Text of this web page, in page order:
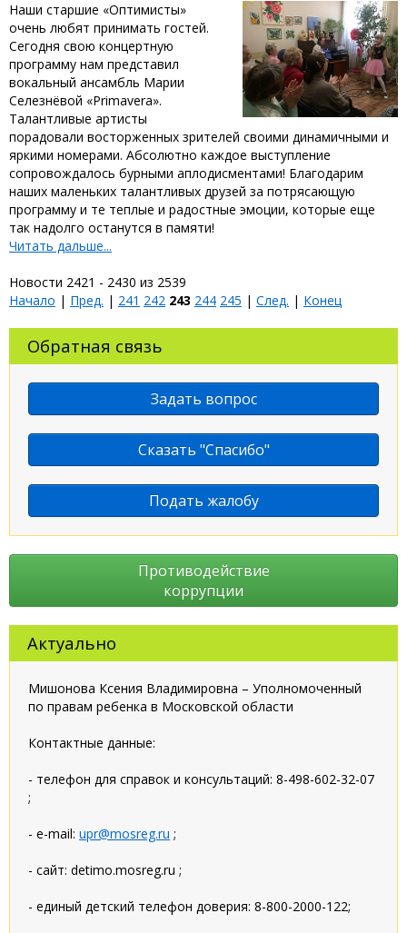
Наши старшие «Оптимисты»
очень любят принимать гостей.
Сегодня свою концертную
программу нам представил
вокальный ансамбль Марии
Селезнёвой «Primavera».
Талантливые артисты
порадовали восторженных зрителей своими динамичными и
яркими номерами. Абсолютно каждое выступление
сопровождалось бурными аплодисментами! Благодарим
наших маленьких талантливых друзей за потрясающую
программу и те теплые и радостные эмоции, которые еще
так надолго останутся в памяти!
Читать дальше...
Новости 2421 - 2430 из 2539
Начало | Пред. | 241 242 243 244 245 | След. | Конец
Обратная связь
Задать вопрос
Сказать "Спасибо"
Подать жалобу
Противодействие
коррупции
Актуально
Мишонова Ксения Владимировна – Уполномоченный
по правам ребенка в Московской области
Контактные данные:
- телефон для справок и консультаций: 8-498-602-32-07
;
- e-mail: upr@mosreg.ru ;
- сайт: detimo.mosreg.ru ;
- единый детский телефон доверия: 8-800-2000-122;